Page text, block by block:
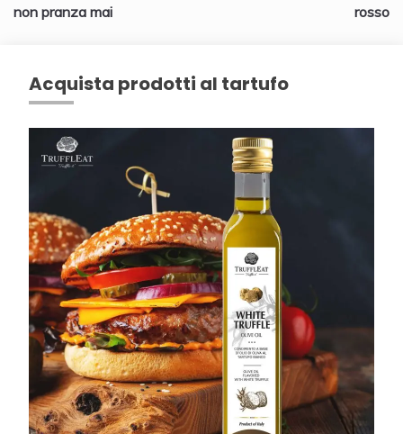
non pranza mai
rosso
Acquista prodotti al tartufo